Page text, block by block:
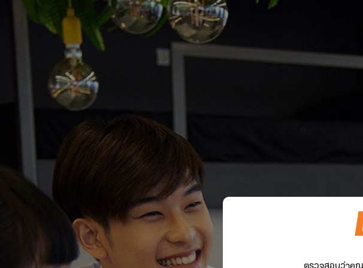
ตรวจสอบว่าคุณ